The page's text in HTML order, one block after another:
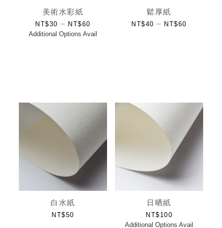
美術水彩紙
NT$30 – NT$60
Additional Options Avail
鬆厚紙
NT$40 – NT$60
白水紙
NT$50
日晒紙
NT$ 100
Additional Options Avail